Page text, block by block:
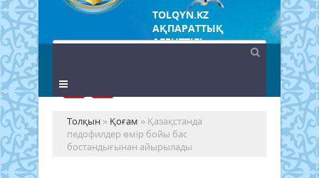
TOLQYN.KZ
АҚПАРАТТЫҚ
АГЕНТТІГІ
Толқын » Қоғам » Қазақстанда
педофилдер өмір бойы бас
бостандығынан айырылады